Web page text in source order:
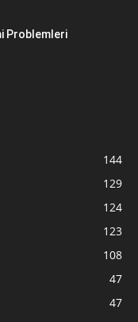
Problemleri
144
129
124
123
108
47
47